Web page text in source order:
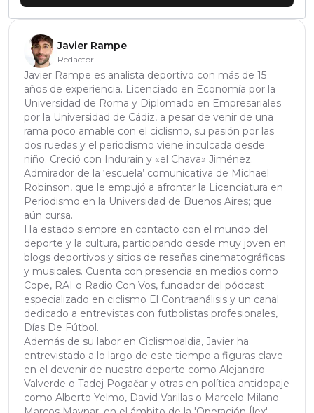
Javier Rampe
Redactor
Javier Rampe es analista deportivo con más de 15
años de experiencia. Licenciado en Economía por la
Universidad de Roma y Diplomado en Empresariales
por la Universidad de Cádiz, a pesar de venir de una
rama poco amable con el ciclismo, su pasión por las
dos ruedas y el periodismo viene inculcada desde
niño. Creció con Indurain y «el Chava» Jiménez.
Admirador de la ‘escuela’ comunicativa de Michael
Robinson, que le empujó a afrontar la Licenciatura en
Periodismo en la Universidad de Buenos Aires; que
aún cursa.
Ha estado siempre en contacto con el mundo del
deporte y la cultura, participando desde muy joven en
blogs deportivos y sitios de reseñas cinematográficas
y musicales. Cuenta con presencia en medios como
Cope, RAI o Radio Con Vos, fundador del pódcast
especializado en ciclismo El Contraanálisis y un canal
dedicado a entrevistas con futbolistas profesionales,
Días De Fútbol.
Además de su labor en Ciclismoaldia, Javier ha
entrevistado a lo largo de este tiempo a figuras clave
en el devenir de nuestro deporte como Alejandro
Valverde o Tadej Pogačar y otras en política antidopaje
como Alberto Yelmo, David Varillas o Marcelo Milano.